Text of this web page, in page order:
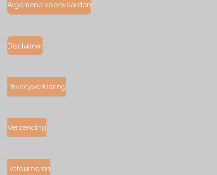
Algemene voorwaarden
Disclaimer
Privacyverklaring
Verzending
Retourneren